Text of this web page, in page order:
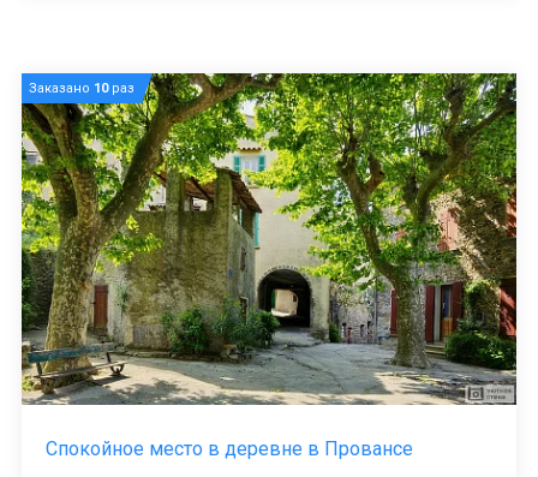
Заказано 10раз
Спокойное место в деревне в Провансе